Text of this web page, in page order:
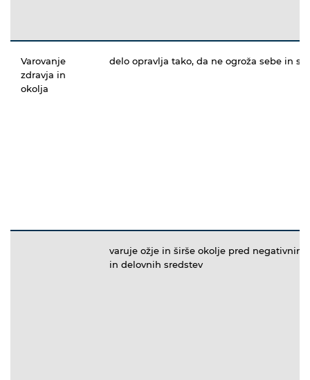
Varovanje
zdravja in
okolja
delo opravlja tako, da ne ogroža sebe in
varuje ožje in širše okolje pred
in delovnih sredstev